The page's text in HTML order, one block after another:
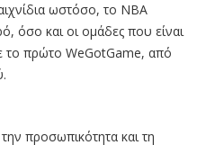
ωστόσο, το NBA
όσο και οι ομάδες που είναι
το πρώτο WeGotGame, από
προσωπικότητα και τη